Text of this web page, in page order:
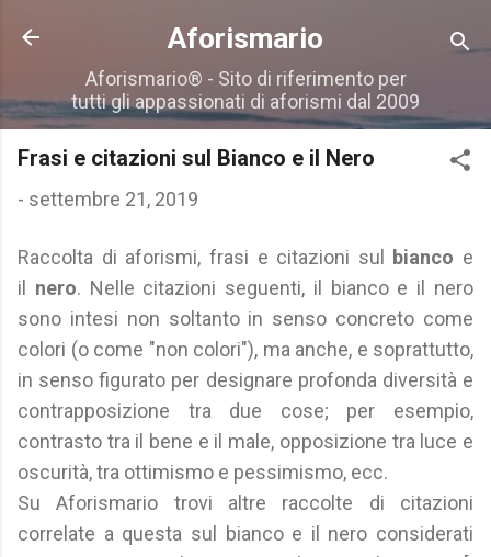
Passa ai contenuti principali
Aforismario
Aforismario® - Sito di riferimento per
tutti gli appassionati di aforismi dal 2009
Frasi e citazioni sul Bianco e il Nero
- settembre 21, 2019
Raccolta di aforismi, frasi e citazioni sul bianco e
il nero. Nelle citazioni seguenti, il bianco e il nero
sono intesi non soltanto in senso concreto come
colori (o come "non colori"), ma anche, e soprattutto,
in senso figurato per designare profonda diversità e
contrapposizione tra due cose; per esempio,
contrasto tra il bene e il male, opposizione tra luce e
oscurità, tra ottimismo e pessimismo, ecc.
Su Aforismario trovi altre raccolte di citazioni
correlate a questa sul bianco e il nero considerati